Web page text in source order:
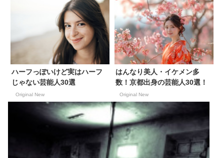
ハーフっぽいけど実はハーフ
じゃない芸能人30選
Original New
はんなり美人・イケメン多
数！京都出身の芸能人30選！
Original New